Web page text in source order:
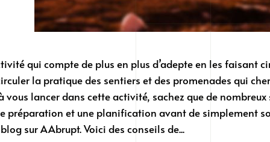
qui compte de plus en plus d’adepte en les faisant
la pratique des sentiers et des promenades qui
vous lancer dans cette activité, sachez que de
préparation et une planification avant de simplement
sur AAbrupt. Voici des conseils de...